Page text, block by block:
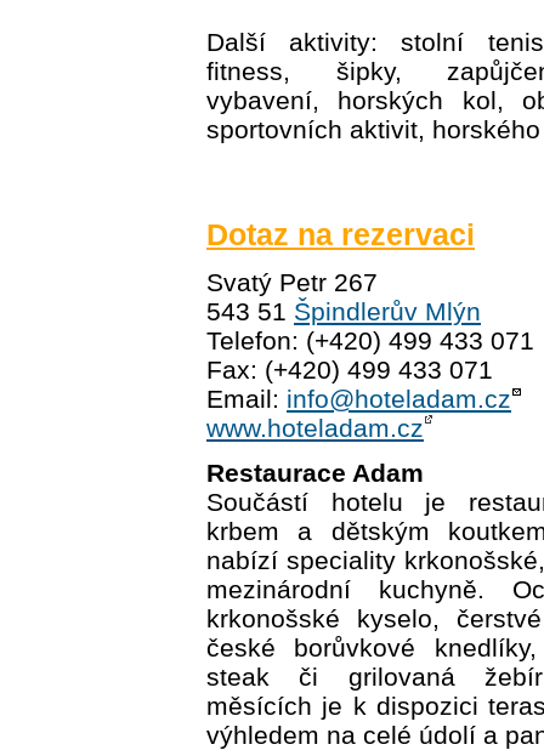
Další aktivity: stolní
fitness, šipky,
vybavení, horských kol,
sportovních aktivit,
Dotaz na rezervaci
Svatý Petr 267
543 51 Špindlerův Mlýn
Telefon: (+420) 499 433 071
Fax: (+420) 499 433 071
Email: info@hoteladam.cz
www.hoteladam.cz
Restaurace Adam
Součástí hotelu je
krbem a dětským
nabízí speciality
mezinárodní kuchyně.
krkonošské kyselo,
české borůvkové
steak či grilovaná
měsících je k dispozici
výhledem na celé údolí a